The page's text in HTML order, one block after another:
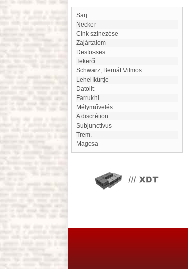
Sarj
Necker
Cink szinezése
Zajártalom
Desfosses
Tekerő
Schwarz, Bernát Vilmos
Lehel kürtje
Datolit
Farrukhi
Mélyművelés
A discrétion
Subjunctivus
trem.
Magcsa